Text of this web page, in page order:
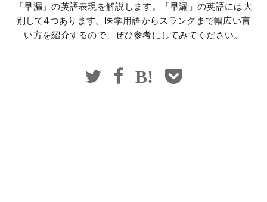
「早漏」の英語表現を解説します。「早漏」の英語には大
別して4つあります。医学用語からスラングまで幅広い言
い方を紹介するので、ぜひ参考にしてみてください。